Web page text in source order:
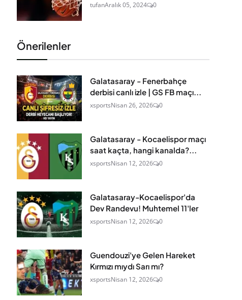
tufanAralık 05, 2024 0
Önerilenler
Galatasaray - Fenerbahçe
derbisi canlı izle | GS FB maçı...
xsportsNisan 26, 2026 0
Galatasaray - Kocaelispor maçı
saat kaçta, hangi kanalda?...
xsportsNisan 12, 2026 0
Galatasaray-Kocaelispor'da
Dev Randevu! Muhtemel 11'ler
xsportsNisan 12, 2026 0
Guendouzi'ye Gelen Hareket
Kırmızı mıydı Sarı mı?
xsportsNisan 12, 2026 0